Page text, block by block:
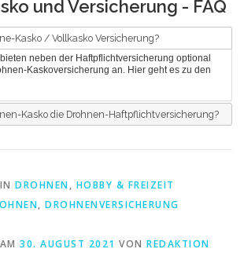
und Versicherung - FAQ
Kasko / Vollkasko Versicherung?
neben der Haftpflichtversicherung optional
Kaskoversicherung an. Hier geht es zu den
Kasko die Drohnen-Haftpflichtversicherung?
DROHNEN, HOBBY & FREIZEIT
, DROHNENVERSICHERUNG
30. AUGUST 2021 VON REDAKTION